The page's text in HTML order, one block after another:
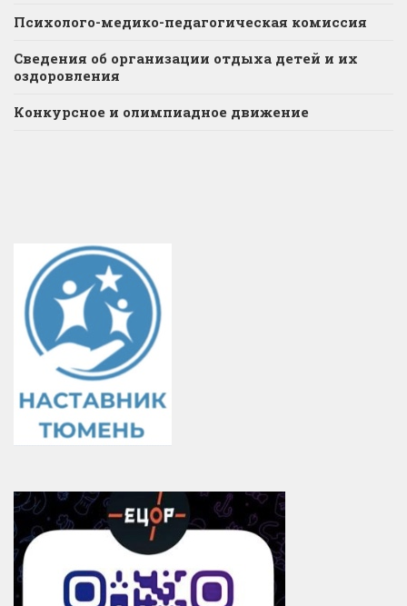
Психолого-медико-педагогическая комиссия
Сведения об организации отдыха детей и их
оздоровления
Конкурсное и олимпиадное движение